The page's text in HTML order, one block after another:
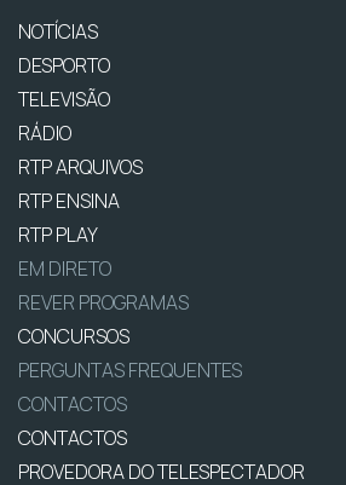
NOTÍCIAS
DESPORTO
TELEVISÃO
RÁDIO
RTP ARQUIVOS
RTP ENSINA
RTP PLAY
EM DIRETO
REVER PROGRAMAS
CONCURSOS
PERGUNTAS FREQUENTES
CONTACTOS
CONTACTOS
PROVEDORA DO TELESPECTADOR